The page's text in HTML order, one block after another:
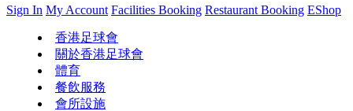
Sign In My Account Facilities Booking Restaurant Booking EShop
香港足球會
關於香港足球會
體育
餐飲服務
會所設施